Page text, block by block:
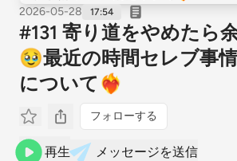
2026-05-28 17:54
#131 寄り道をやめたら
🥹最近の時間セレブ事
について❤️‍🔥
フォローする
再生 メッセージを送信